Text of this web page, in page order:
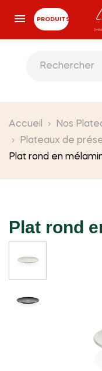
PRODUITS
Accueil
Nos
Plateaux de
Plat rond en
Plat rond